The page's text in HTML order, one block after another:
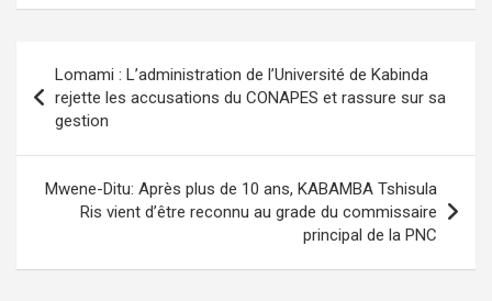
ce
o
o
k
at
s
A
p
se
n
g
ail e
gr
a
ta
g
er
de
l’article
Lomami : L’administration de l’Université de Kabinda
rejette les accusations du CONAPES et rassure sur sa
gestion
Mwene-Ditu: Après plus de 10 ans, KABAMBA Tshisula
Ris vient d’être reconnu au grade du commissaire
principal de la PNC